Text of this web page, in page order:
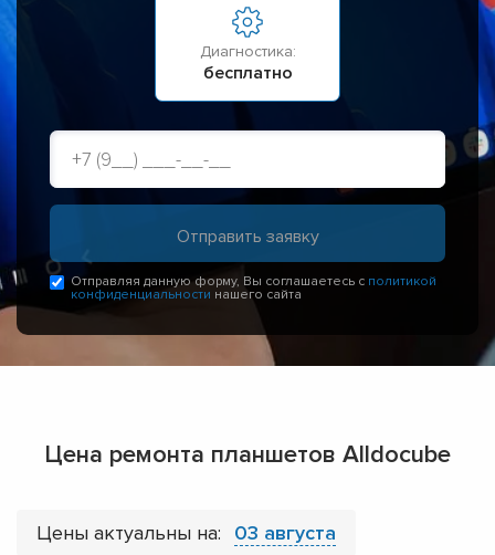
Диагностика:
бесплатно
Отправляя данную форму, Вы соглашаетесь с политикой
конфиденциальности нашего сайта
Цена ремонта планшетов Alldocube
Цены актуальны на: 03 августа